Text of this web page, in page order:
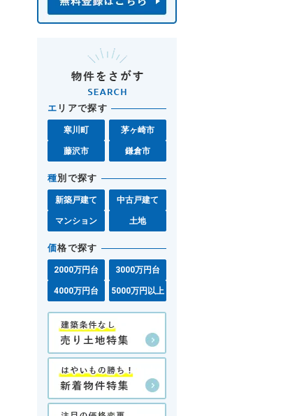
エ リアで探す
寒川町 茅ヶ崎市
藤沢市 鎌倉市
種別で探す
新築戸建て 中古戸建て
マンション 土地
価格で探す
2000万円台 3000万円台
4000万円台 5000万円以上